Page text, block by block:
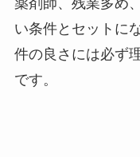
い条件とセットに
件の良さには必ず
です。